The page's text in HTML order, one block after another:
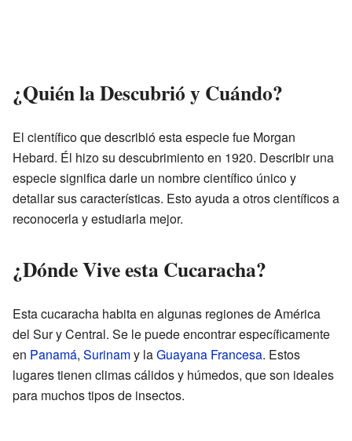
¿Quién la Descubrió y Cuándo?
El científico que describió esta especie fue Morgan
Hebard. Él hizo su descubrimiento en 1920. Describir una
especie significa darle un nombre científico único y
detallar sus características. Esto ayuda a otros científicos a
reconocerla y estudiarla mejor.
¿Dónde Vive esta Cucaracha?
Esta cucaracha habita en algunas regiones de América
del Sur y Central. Se le puede encontrar específicamente
en Panamá, Surinamy laGuayana Francesa. Estos
lugares tienen climas cálidos y húmedos, que son ideales
para muchos tipos de insectos.